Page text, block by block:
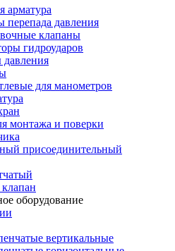
арматура
перепада давления
клапаны
гидроударов
давления
для манометров
монтажа и поверки
присоединительный
оборудование
вертикальные